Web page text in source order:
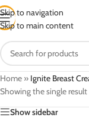
Skip to navigation
Skip to main content
Home » Ignite Breast
Showing the single result
Show sidebar